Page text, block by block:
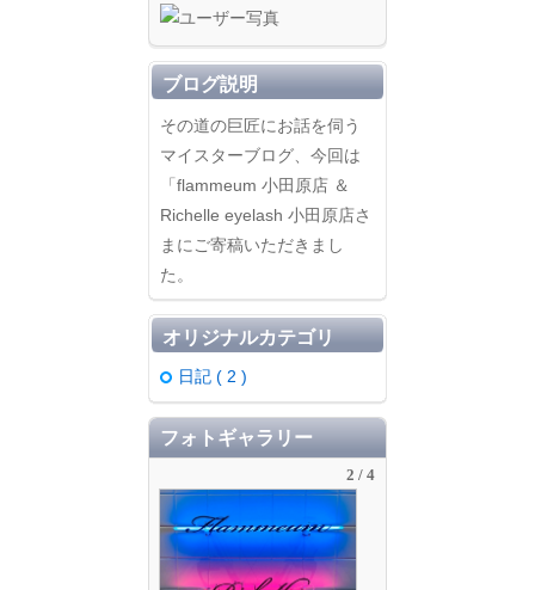
者
ブログ説明
その道の巨匠にお話を伺う
マイスターブログ、今回は
「flammeum 小田原店 ＆
Richelle eyelash 小田原店さ
まにご寄稿いただきまし
た。
オリジナルカテゴリ
日記 ( 2 )
フォトギャラリー
2 / 4